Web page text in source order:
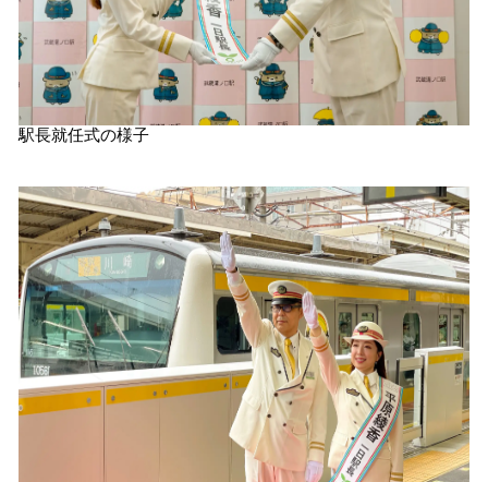
駅長就任式の様子